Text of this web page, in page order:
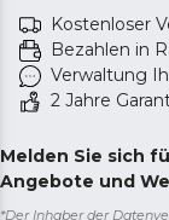
Kostenloser
Bezahlen in
Verwaltung
2 Jahre
Melden Sie sich
Angebote und
*Der Inhaber der